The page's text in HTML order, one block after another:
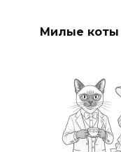
Милые коты